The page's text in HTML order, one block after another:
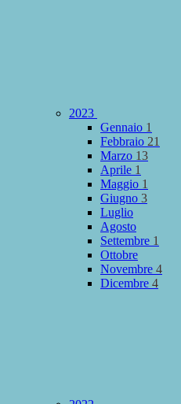
2023
Gennaio 1
Febbraio 21
Marzo 13
Aprile 1
Maggio 1
Giugno 3
Luglio
Agosto
Settembre 1
Ottobre
Novembre 4
Dicembre 4